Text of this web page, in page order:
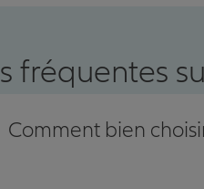
fréquentes
Comment bien